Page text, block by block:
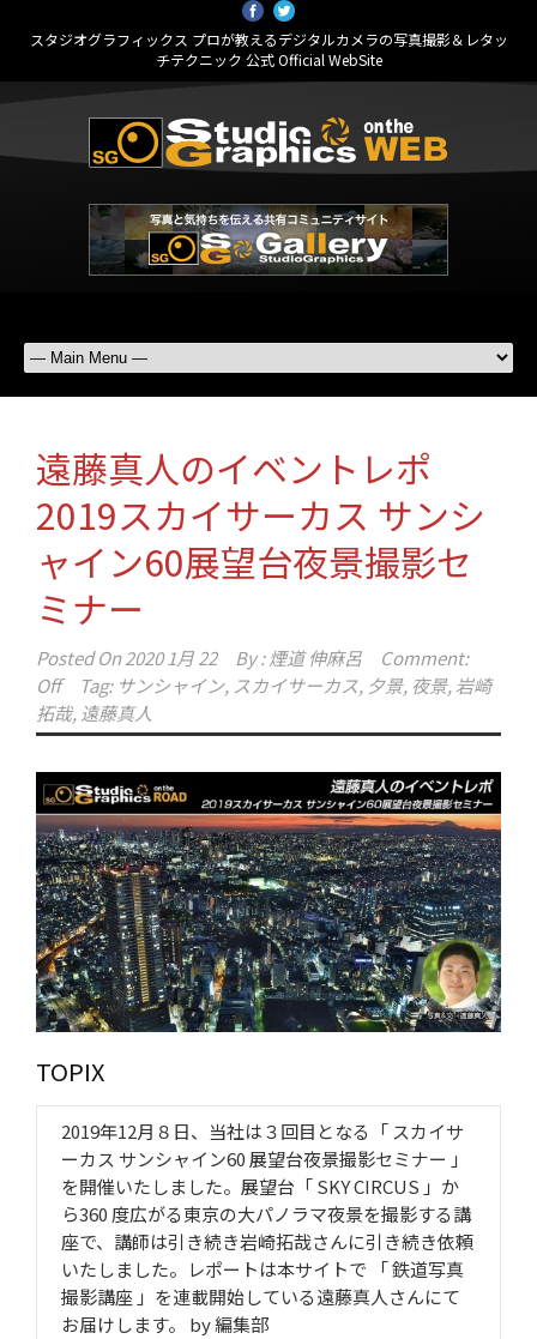
スタジオグラフィックス プロが教えるデジタルカメラの写真撮影＆レタッ
チテクニック 公式 Official WebSite
遠藤真人のイベントレポ
2019スカイサーカス サンシ
ャイン60展望台夜景撮影セ
ミナー
Posted On2020 1月 22 By : 煙道 伸麻呂
Comment:
Off
Tag: サンシャイン, スカイサーカス, 夕景,夜景,岩崎
拓哉, 遠藤真人
TOPIX
2019年12月８日、当社は３回目となる「 スカイサ
ーカス サンシャイン60 展望台夜景撮影セミナー 」
を開催いたしました。展望台「 SKY CIRCUS 」か
ら360 度広がる東京の大パノラマ夜景を撮影する講
座で、講師は引き続き岩崎拓哉さんに引き続き依頼
いたしました。レポートは本サイトで 「 鉄道写真
撮影講座 」を連載開始している遠藤真人さんにて
お届けします。 by 編集部